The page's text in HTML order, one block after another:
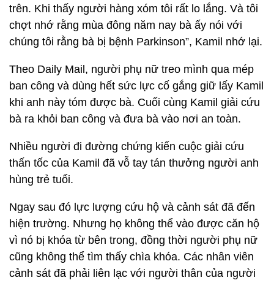
trên. Khi thấy người hàng xóm tôi rất lo lắng. Và tôi
chợt nhớ rằng mùa đông năm nay bà ấy nói với
chúng tôi rằng bà bị bệnh Parkinson”, Kamil nhớ lại.
Theo Daily Mail, người phụ nữ treo mình qua mép
ban công và dùng hết sức lực cố gắng giữ lấy Kamil
khi anh này tóm được bà. Cuối cùng Kamil giải cứu
bà ra khỏi ban công và đưa bà vào nơi an toàn.
Nhiều người đi đường chứng kiến ​​cuộc giải cứu
thấn tốc của Kamil đã vỗ tay tán thưởng người anh
hùng trẻ tuổi.
Ngay sau đó lực lượng cứu hộ và cảnh sát đã đến
hiện trường. Nhưng họ không thể vào được căn hộ
vì nó bị khóa từ bên trong, đồng thời người phụ nữ
cũng không thể tìm thấy chìa khóa. Các nhân viên
cảnh sát đã phải liên lạc với người thân của người